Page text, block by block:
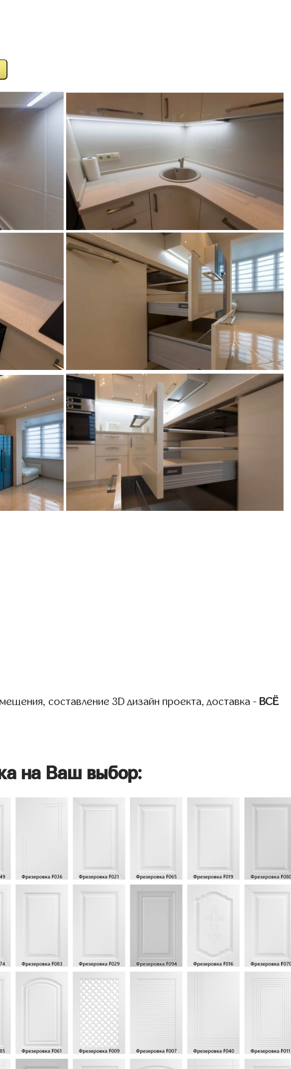
составление 3D дизайн проекта, доставка - ВСЁ
на Ваш выбор: